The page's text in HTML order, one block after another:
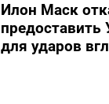
Илон Маск
предоставить
для ударов